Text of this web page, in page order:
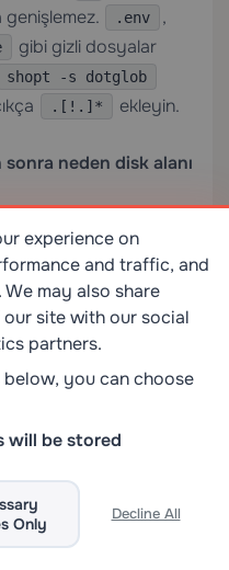
.env ,
gibi gizli dosyalar
shopt -s dotglob
.[!.]* ekleyin.
neden disk alanı
açık bir dosya
o dosya
veri bloklarını tahsis
tutan işlemleri
kullanın. İlgili
alanı serbest
dizini boşaltmanın
experience on
and traffic, and
may also share
site with our social
partners.
you can choose
will be stored
Only
Decline All